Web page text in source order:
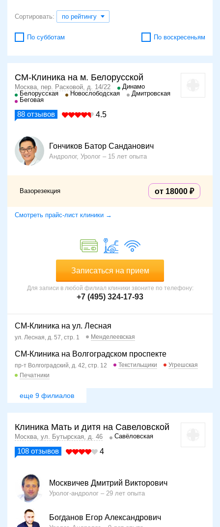
Сортировать: по рейтингу
По субботам По воскресеньям
СМ-Клиника на м. Белорусской
Москва, пер. Расковой, д. 14/22
Динамо
Белорусская
Новослободская
Дмитровская
Беговая
88 отзывов 4.5
Гончиков Батор Санданович
Андролог, Уролог 15 лет опыта
Вазорезекция от 18000
Смотреть прайс-лист клиники →
Записаться на прием
Для записи в любой филиал клиники звоните по телефону:
+7 (495) 324-17-93
СМ-Клиника на ул. Лесная
ул. Лесная, д. 57, стр. 1 Менделеевская
СМ-Клиника на Волгоградском проспекте
пр-т Волгоградский, д. 42, стр. 12 Текстильщики
Угрешская
Печатники
еще 9 филиалов
Клиника Мать и дитя на Савеловской
Москва, ул. Бутырская, д. 46 Савёловская
108 отзывов 4
Москвичев Дмитрий Викторович
Уролог-андролог 29 лет опыта
Богданов Егор Александрович